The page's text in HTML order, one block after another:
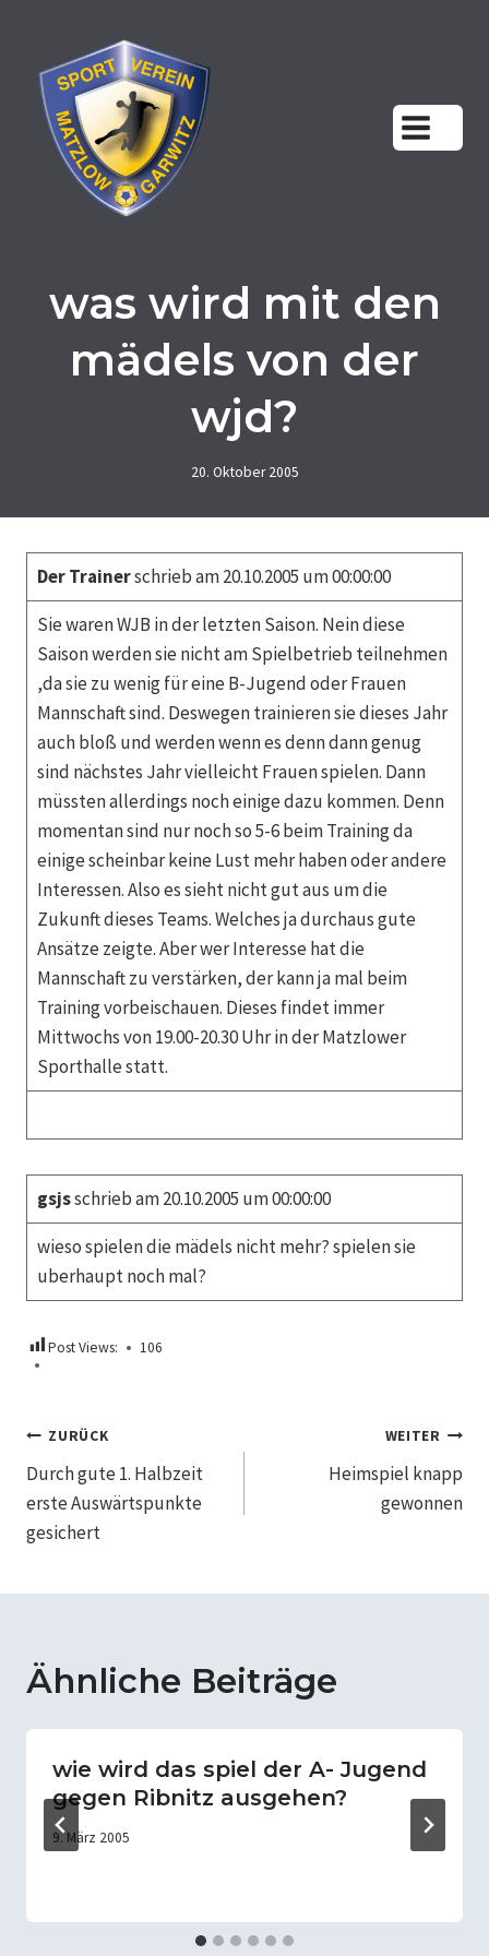
springen
was wird mit den
mädels von der
wjd?
20. Oktober 2005
Der Trainerschrieb am 20.10.2005 um 00:00:00
Sie waren WJB in der letzten Saison. Nein diese
Saison werden sie nicht am Spielbetrieb teilnehmen
,da sie zu wenig für eine B-Jugend oder Frauen
Mannschaft sind. Deswegen trainieren sie dieses Jahr
auch bloß und werden wenn es denn dann genug
sind nächstes Jahr vielleicht Frauen spielen. Dann
müssten allerdings noch einige dazu kommen. Denn
momentan sind nur noch so 5-6 beim Training da
einige scheinbar keine Lust mehr haben oder andere
Interessen. Also es sieht nicht gut aus um die
Zukunft dieses Teams. Welches ja durchaus gute
Ansätze zeigte. Aber wer Interesse hat die
Mannschaft zu verstärken, der kann ja mal beim
Training vorbeischauen. Dieses findet immer
Mittwochs von 19.00-20.30 Uhr in der Matzlower
Sporthalle statt.
gsjsschrieb am 20.10.2005 um 00:00:00
wieso spielen die mädels nicht mehr? spielen sie
uberhaupt noch mal?
Post Views: 106
Beitragsnavigation
ZURÜCK
Durch gute 1. Halbzeit
erste Auswärtspunkte
gesichert
WEITER
Heimspiel knapp
gewonnen
Ähnliche Beiträge
wie wird das spiel der A- Jugend
gegen Ribnitz ausgehen?
9. März 2005